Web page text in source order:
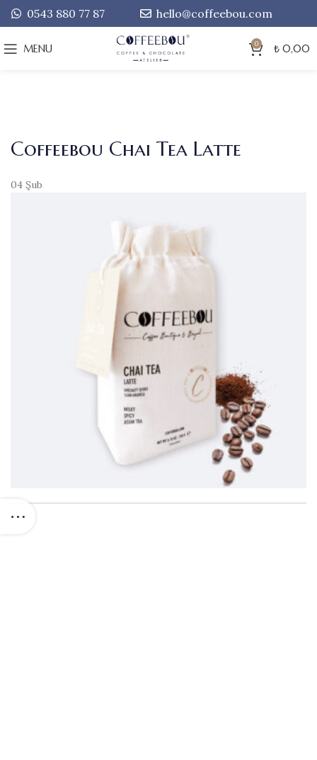
0543 880 77 87 hello@coffeebou.com
MENU 0 ₺ 0,00
Coffeebou Chai Tea Latte
04 Şub